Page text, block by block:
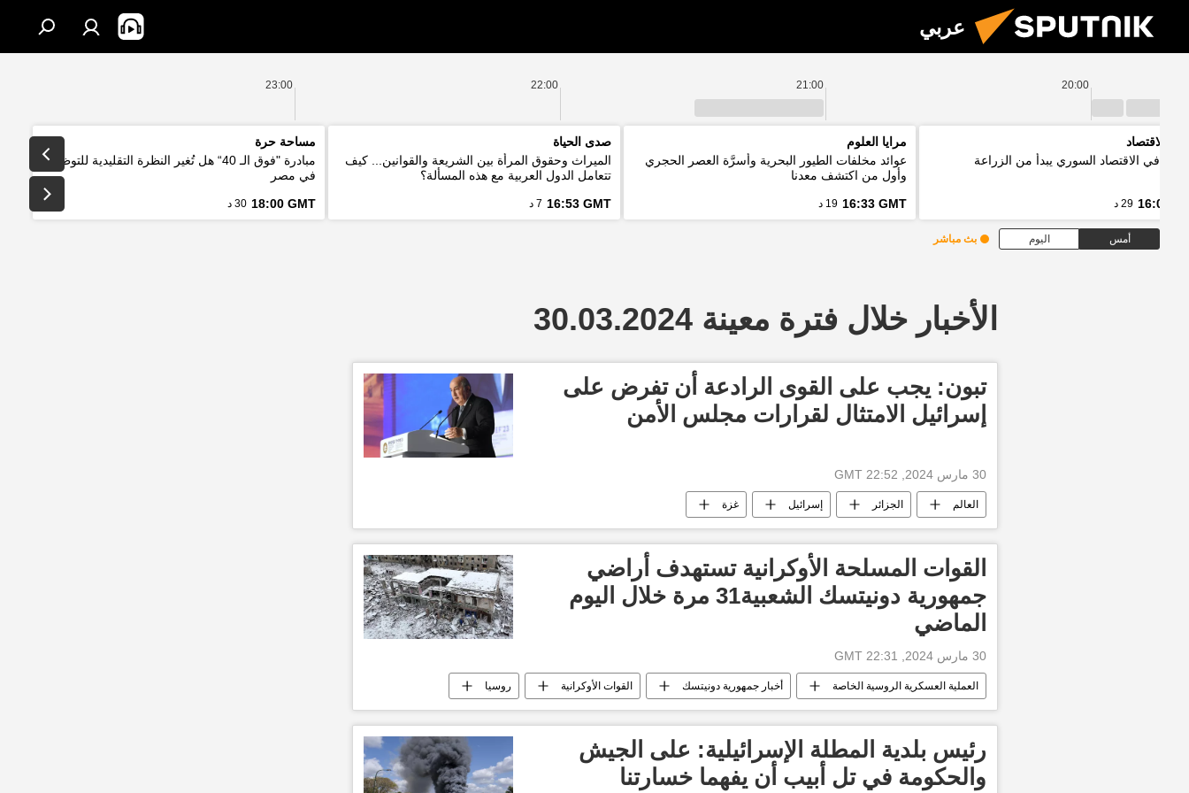
عربي
20:00
21:00
22:00
23:00
الاقتصاد
تعافي الاقتصاد السوري يبدأ من الزراعة
16:03 29 د
مرايا العلوم
عوائد مخلفات الطيور البحرية وأسرَّة العصر الحجري
وأول من اكتشف معدنا
16:33 GMT 19 د
صدى الحياة
الميراث وحقوق المرأة بين الشريعة والقوانين... كيف
تتعامل الدول العربية مع هذه المسألة؟
16:53 GMT 7 د
مساحة حرة
مبادرة "فوق الـ 40“ هل تُغير النظرة التقليدية للتوظيف
في مصر
18:00 GMT 30 د
أمس اليوم بث مباشر
الأخبار خلال فترة معينة 30.03.2024
تبون: يجب على القوى الرادعة أن تفرض على
إسرائيل الامتثال لقرارات مجلس الأمن
30 مارس 2024, 22:52 GMT
العالم الجزائر إسرائيل غزة
القوات المسلحة الأوكرانية تستهدف أراضي
جمهورية دونيتسك الشعبية31 مرة خلال اليوم
الماضي
30 مارس 2024, 22:31 GMT
العملية العسكرية الروسية الخاصة أخبار جمهورية دونيتسك القوات الأوكرانية روسيا
رئيس بلدية المطلة الإسرائيلية: على الجيش
والحكومة في تل أبيب أن يفهما خسارتنا